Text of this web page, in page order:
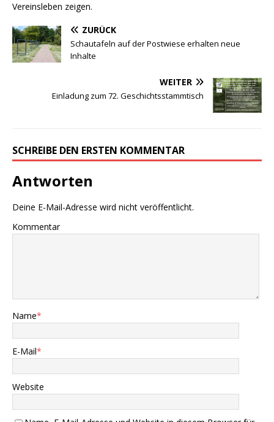
Vereinsleben zeigen.
ZURÜCK
Schautafeln auf der Postwiese erhalten neue
Inhalte
WEITER
Einladung zum 72. Geschichtsstammtisch
SCHREIBE DEN ERSTEN KOMMENTAR
Antworten
Deine E-Mail-Adresse wird nicht veröffentlicht.
Kommentar
Name*
E-Mail*
Website